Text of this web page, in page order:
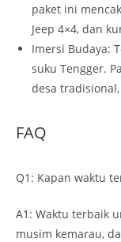
paket ini
Jeep 4×4, dan
Imersi Budaya:
suku Tengger.
desa
FAQ
Q1: Kapan waktu
A1: Waktu terbaik
musim kemarau,